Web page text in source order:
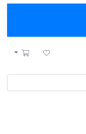
لیست مورد علاقه
سبد خرید